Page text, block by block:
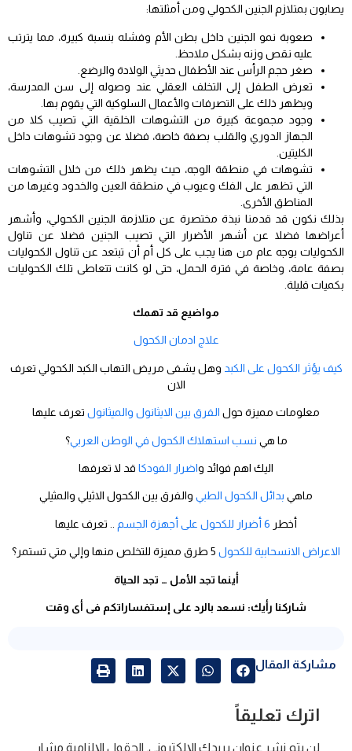
يصابون بمتلازم الجنين الكحولي ومن أمثلتها:
صعوبة نمو الجنين داخل بطن الأم وفشله بنسبة كبيرة، مما يترتب
عليه نقص وزنه بشكل ملاحظ.
صغر حجم الرأس عند الأطفال حديثي الولادة والرضع.
تعرض الطفل إلى التخلف العقلي عند وصوله إلى سن المدرسة،
ويظهر ذلك على التصرفات والأعمال السلوكية التي يقوم بها.
وجود مجموعة كبيرة من التشوهات الخلقية التي تصيب كلا من
الجهاز الدوري والقلب بصفة خاصة، فضلا عن وجود تشوهات داخل
الكليتين.
تشوهات في منطقة الوجه، حيث يظهر ذلك من خلال التشوهات
التي تظهر على الفك وعيوب في منطقة العين والخدود وغيرها من
المناطق الأخرى.
بذلك نكون قد قدمنا نبذة مختصرة عن متلازمة الجنين الكحولي، وأشهر
أعراضها فضلا عن أشهر الأضرار التي تصيب الجنين فضلا عن تناول
الكحوليات بوجه عام من هنا يجب على كل أم أن تبتعد عن تناول الكحوليات
بصفة عامة، وخاصة في فترة الحمل، حتى لو كانت تتعاطى تلك الكحوليات
بكميات قليلة.
مواضيع قد تهمك
علاج ادمان الكحول
كيف يؤثر الكحول على الكبد وهل يشفى مريض التهاب الكبد الكحولي تعرف
الان
معلومات مميزة حول الفرق بين الايثانول والميثانول تعرف عليها
ما هي نسب استهلاك الكحول في الوطن العربي؟
اليك اهم فوائد واضرار الفودكا قد لا تعرفها
ماهي بدائل الكحول الطبي والفرق بين الكحول الاثيلي والمثيلي
أخطر 6 أضرار للكحول على أجهزة الجسم .. تعرف عليها
الاعراض الانسحابية للكحول
أينما تجد الأمل … تجد الحياة
شاركنا رأيك: نسعد بالرد على إستفساراتكم فى أى وقت
مشاركة المقال
اترك تعليقاً
لن يتم نشر عنوان بريدك الإلكتروني. الحقول الإلزامية مشار